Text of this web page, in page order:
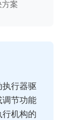
案
行器驱
调节功能
机构的